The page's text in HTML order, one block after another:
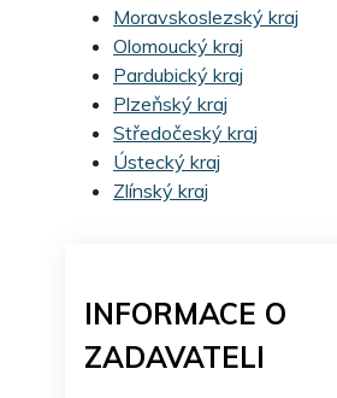
Moravskoslezský kraj
Olomoucký kraj
Pardubický kraj
Plzeňský kraj
Středočeský kraj
Ústecký kraj
Zlínský kraj
INFORMACE O
ZADAVATELI